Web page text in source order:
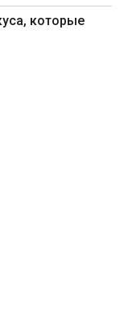
которые